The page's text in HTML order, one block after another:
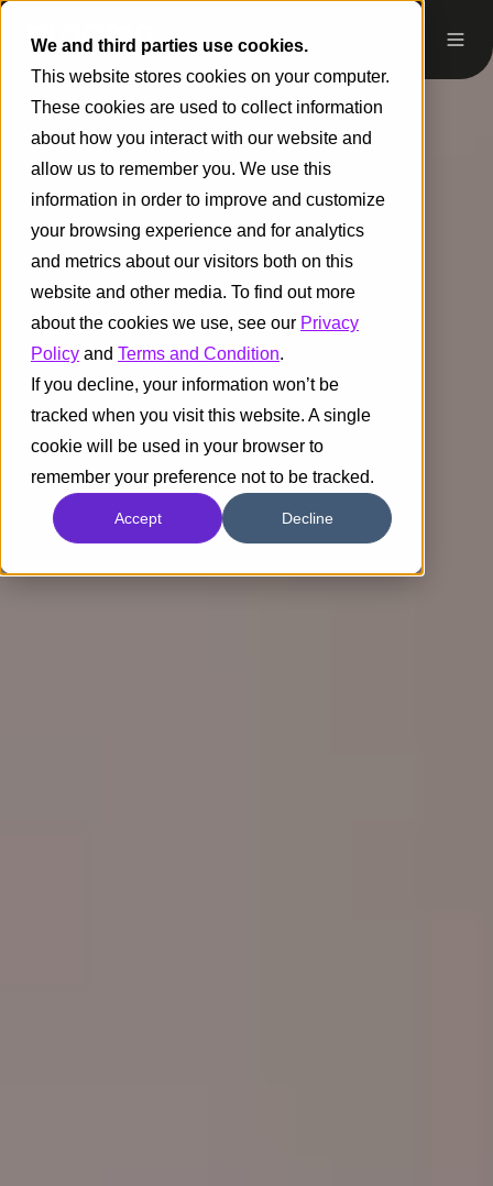
We and third parties use cookies.
This website stores cookies on your computer.
These cookies are used to collect information
about how you interact with our website and
allow us to remember you. We use this
information in order to improve and customize
your browsing experience and for analytics
and metrics about our visitors both on this
website and other media. To find out more
about the cookies we use, see our Privacy
Policy and Terms and Condition.
If you decline, your information won’t be
tracked when you visit this website. A single
cookie will be used in your browser to
remember your preference not to be tracked.
Accept Decline